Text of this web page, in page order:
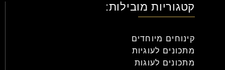
קטגוריות מובילות:
קינוחים מיוחדים
מתכונים לעוגיות
מתכונים לעוגות